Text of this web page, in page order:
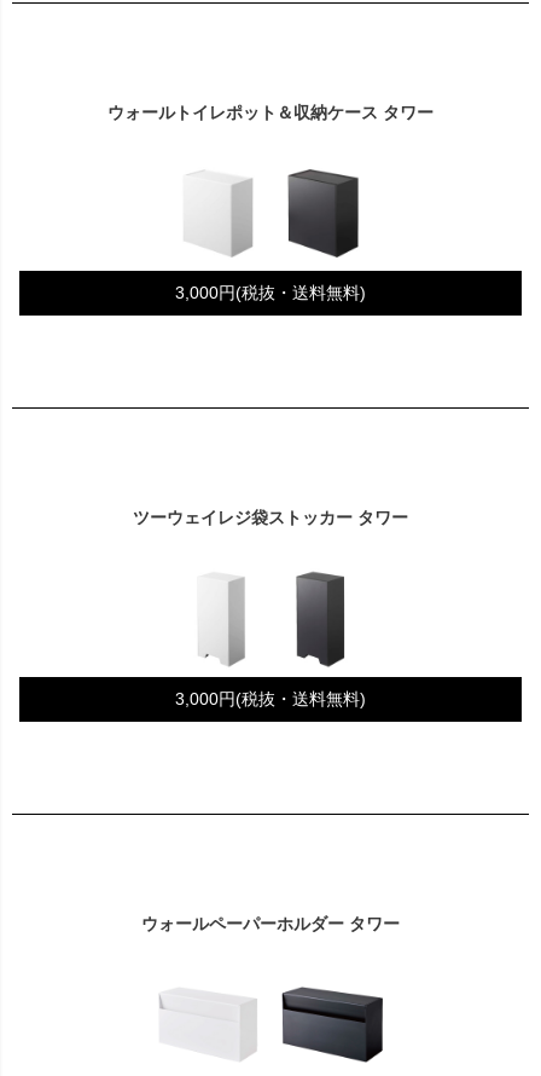
ウォールトイレポット＆収納ケース タワー
3,000円(税抜・送料無料)
ツーウェイレジ袋ストッカー タワー
3,000円(税抜・送料無料)
ウォールペーパーホルダー タワー